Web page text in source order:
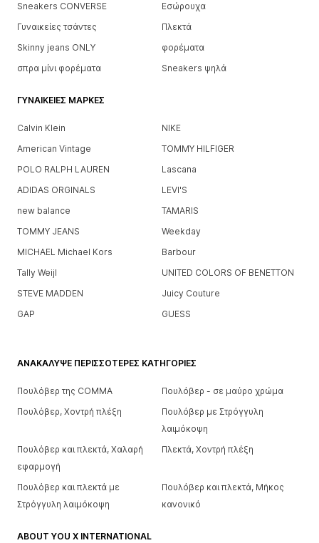
Sneakers CONVERSE
Εσώρουχα
Γυναικείες τσάντες
Πλεκτά
Skinny jeans ONLY
φορέματα
σπρα μίνι φορέματα
Sneakers ψηλά
ΓΥΝΑΙΚΕΊΕΣ ΜΆΡΚΕΣ
Calvin Klein
NIKE
American Vintage
TOMMY HILFIGER
POLO RALPH LAUREN
Lascana
ADIDAS ORGINALS
LEVI'S
new balance
TAMARIS
TOMMY JEANS
Weekday
MICHAEL Michael Kors
Barbour
Tally Weijl
UNITED COLORS OF BENETTON
STEVE MADDEN
Juicy Couture
GAP
GUESS
ΑΝΑΚΆΛΥΨΕ ΠΕΡΙΣΣΌΤΕΡΕΣ ΚΑΤΗΓΟΡΊΕΣ
Πουλόβερ της COMMA
Πουλόβερ - σε μαύρο χρώμα
Πουλόβερ, Χοντρή πλέξη
Πουλόβερ με Στρόγγυλη
λαιμόκοψη
Πουλόβερ και πλεκτά, Χαλαρή
εφαρμογή
Πλεκτά, Χοντρή πλέξη
Πουλόβερ και πλεκτά με
Στρόγγυλη λαιμόκοψη
Πουλόβερ και πλεκτά, Μήκος
κανονικό
ABOUT YOU X INTERNATIONAL